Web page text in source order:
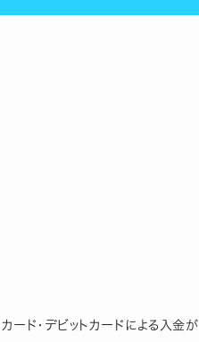
ド・デビットカードによる入金が